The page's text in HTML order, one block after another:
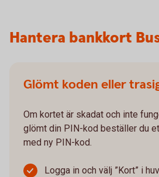
Hantera bankkort
Glömt koden eller
Om kortet är skadat och inte
glömt din PIN-kod beställer du
med ny PIN-kod.
Logga in och välj ”Kort” i